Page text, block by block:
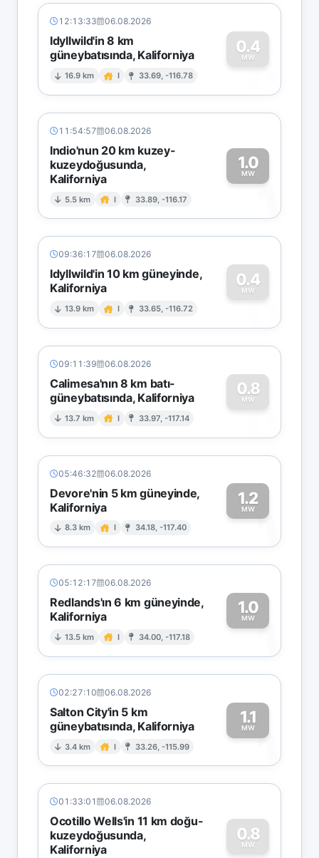
12:13:33 06.08.2026
Idyllwild'in 8 km
güneybatısında, Kaliforniya
16.9 km I 33.69, -116.78
0.4
MW
0
11:54:57 06.08.2026
Indio'nun 20 km kuzey-
kuzeydoğusunda,
Kaliforniya
5.5 km I 33.89, -116.17
1.0
MW
1
09:36:17 06.08.2026
Idyllwild'in 10 km güneyinde,
Kaliforniya
13.9 km I 33.65, -116.72
0.4
MW
0
09:11:39 06.08.2026
Calimesa'nın 8 km batı-
güneybatısında, Kaliforniya
13.7 km I 33.97, -117.14
0.8
MW
0
05:46:32 06.08.2026
Devore'nin 5 km güneyinde,
Kaliforniya
8.3 km I 34.18, -117.40
1.2
MW1
05:12:17 06.08.2026
Redlands'ın 6 km güneyinde,
Kaliforniya
13.5 km I 34.00, -117.18
1.0
MW1
02:27:10 06.08.2026
Salton City'in 5 km
güneybatısında, Kaliforniya
3.4 km I 33.26, -115.99
1.1
MW1
01:33:01 06.08.2026
Ocotillo Wells'in 11 km doğu-
kuzeydoğusunda,
Kaliforniya
0.8
MW